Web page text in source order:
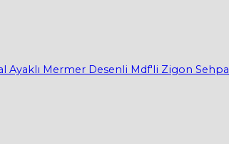
Ayaklı Mermer Desenli Mdf'li Zigon Sehpa